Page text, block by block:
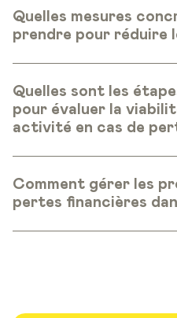
Quelles mesures
prendre pour réduire
Quelles sont les
pour évaluer la
activité en cas de
Comment gérer les
pertes financières